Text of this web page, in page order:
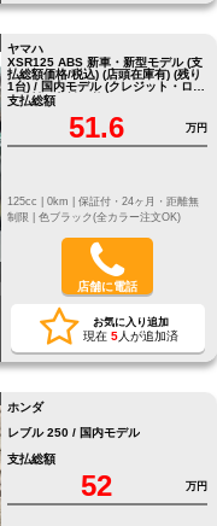
ヤマハ
XSR125 ABS 新車・新型モデル (支
払総額価格/税込) (店頭在庫有) (残り
1台) / 国内モデル (クレジット・ロー
ン支払い相談可能)
支払総額
51.6 万円
保証付・24ヶ月・距離無
制限 | 色ブラック(全カラー注文OK)
店舗に電話
お気に入り追加
現在 5人が追加済
ホンダ
レブル 250 / 国内モデル
支払総額
52 万円